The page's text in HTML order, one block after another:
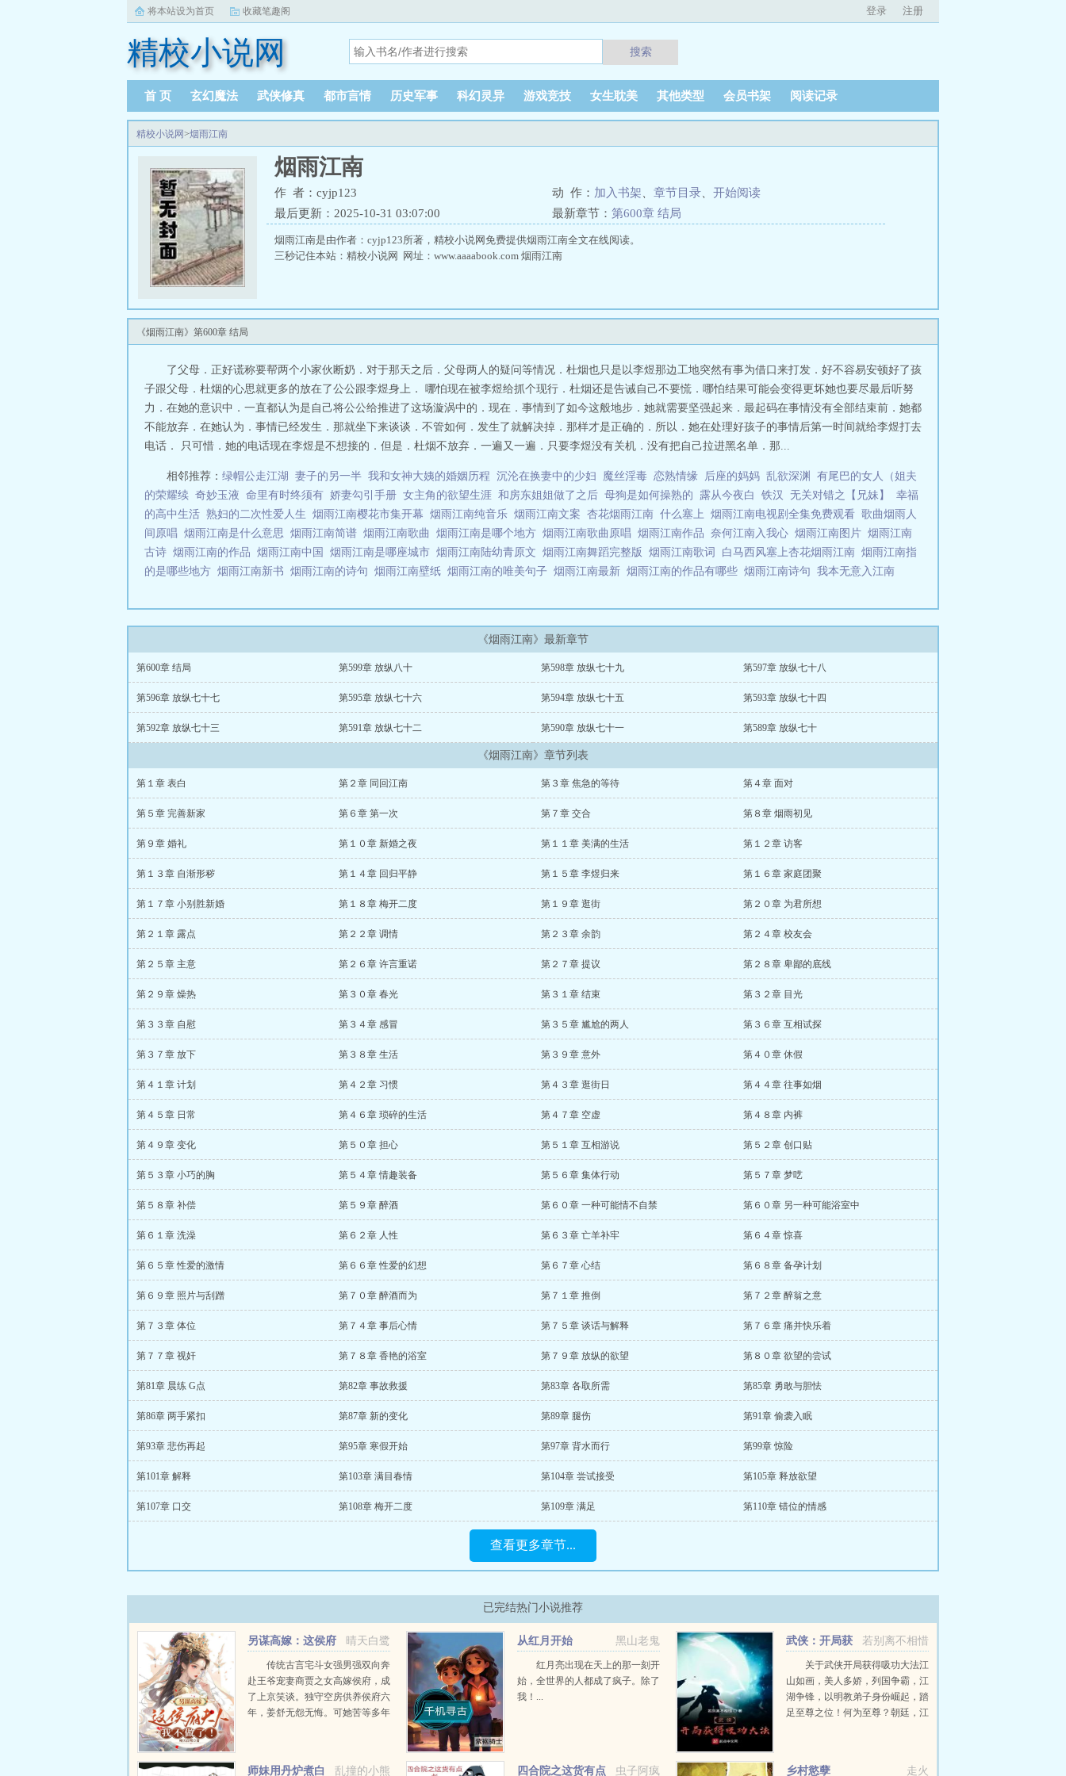
将本站设为首页 收藏笔趣阁 登录 注册
精校小说网 搜索
首 页 玄幻魔法 武侠修真 都市言情 历史军事 科幻灵异 游戏竞技 女生耽美 其他类型 会员书架 阅读记录
精校小说网>烟雨江南
烟雨江南
作 者：cyjp123 动 作： 加入书架 章节目录
开始阅读
最后更新：2025-10-31 03:07:00
最新章节： 第600章 结局
烟雨江南是由作者：cyjp123所著，精校小说网免费提供烟雨江南全文在线阅读。
三秒记住本站：精校小说网 网址：www.aaaabook.com 烟雨江南
《烟雨江南》第600章 结局
了父母．正好谎称要帮两个小家伙断奶．对于那天之后．父母两人的疑问等情况．杜烟也只是以李煜那边工地突然有事为借口来打发．好不容易安顿好了孩
子跟父母．杜烟的心思就更多的放在了公公跟李煜身上． 哪怕现在被李煜给抓个现行．杜烟还是告诫自己不要慌．哪怕结果可能会变得更坏她也要尽最后听努
力．在她的意识中．一直都认为是自己将公公给推进了这场漩涡中的．现在．事情到了如今这般地步．她就需要坚强起来．最起码在事情没有全部结束前．她都
不能放弃．在她认为．事情已经发生．那就坐下来谈谈．不管如何．发生了就解决掉．那样才是正确的．所以．她在处理好孩子的事情后第一时间就给李煜打去
电话． 只可惜．她的电话现在李煜是不想接的．但是．杜烟不放弃．一遍又一遍．只要李煜没有关机．没有把自己拉进黑名单．那...
相邻推荐： 绿帽公走江湖 妻子的另一半 我和女神大姨的婚姻历程 沉沦在换妻中的少妇 魔丝淫毒 恋熟情缘 后座的妈妈 乱欲深渊
有尾巴的女人（姐夫
的荣耀续 奇妙玉液 命里有时终须有 娇妻勾引手册 女主角的欲望生涯 和房东姐姐做了之后 母狗是如何操熟的 露从今夜白 铁汉 无关对错之【兄妹】
幸福
的高中生活 熟妇的二次性爱人生 烟雨江南樱花市集开幕 烟雨江南纯音乐 烟雨江南文案 杏花烟雨江南 什么塞上 烟雨江南电视剧全集免费观看 歌曲烟雨人
间原唱 烟雨江南是什么意思 烟雨江南简谱 烟雨江南歌曲 烟雨江南是哪个地方 烟雨江南歌曲原唱 烟雨江南作品 奈何江南入我心 烟雨江南图片 烟雨江南
古诗 烟雨江南的作品 烟雨江南中国 烟雨江南是哪座城市 烟雨江南陆幼青原文 烟雨江南舞蹈完整版 烟雨江南歌词 白马西风塞上杏花烟雨江南 烟雨江南指
的是哪些地方 烟雨江南新书 烟雨江南的诗句 烟雨江南壁纸 烟雨江南的唯美句子 烟雨江南最新 烟雨江南的作品有哪些 烟雨江南诗句 我本无意入江南
《烟雨江南》最新章节
第600章 结局 第599章 放纵八十 第598章 放纵七十九 第597章 放纵七十八
第596章 放纵七十七 第595章 放纵七十六 第594章 放纵七十五 第593章 放纵七十四
第592章 放纵七十三 第591章 放纵七十二 第590章 放纵七十一 第589章 放纵七十
《烟雨江南》章节列表
第１章 表白 第２章 同回江南 第３章 焦急的等待 第４章 面对
第５章 完善新家 第６章 第一次 第７章 交合 第８章 烟雨初见
第９章 婚礼 第１０章 新婚之夜 第１１章 美满的生活 第１２章 访客
第１３章 自渐形秽 第１４章 回归平静 第１５章 李煜归来 第１６章 家庭团聚
第１７章 小别胜新婚 第１８章 梅开二度 第１９章 逛街 第２０章 为君所想
第２１章 露点 第２２章 调情 第２３章 余韵 第２４章 校友会
第２５章 主意 第２６章 许言重诺 第２７章 提议 第２８章 卑鄙的底线
第２９章 燥热 第３０章 春光 第３１章 结束 第３２章 目光
第３３章 自慰 第３４章 感冒 第３５章 尴尬的两人 第３６章 互相试探
第３７章 放下 第３８章 生活 第３９章 意外 第４０章 休假
第４１章 计划 第４２章 习惯 第４３章 逛街日 第４４章 往事如烟
第４５章 日常 第４６章 琐碎的生活 第４７章 空虚 第４８章 内裤
第４９章 变化 第５０章 担心 第５１章 互相游说 第５２章 创口贴
第５３章 小巧的胸 第５４章 情趣装备 第５６章 集体行动 第５７章 梦呓
第５８章 补偿 第５９章 醉酒 第６０章 一种可能情不自禁 第６０章 另一种可能浴室中
第６１章 洗澡 第６２章 人性 第６３章 亡羊补牢 第６４章 惊喜
第６５章 性爱的激情 第６６章 性爱的幻想 第６７章 心结 第６８章 备孕计划
第６９章 照片与刮蹭 第７０章 醉酒而为 第７１章 推倒 第７２章 醉翁之意
第７３章 体位 第７４章 事后心情 第７５章 谈话与解释 第７６章 痛并快乐着
第７７章 视奸 第７８章 香艳的浴室 第７９章 放纵的欲望 第８０章 欲望的尝试
第81章 晨练 G点 第82章 事故救援 第83章 各取所需 第85章 勇敢与胆怯
第86章 两手紧扣 第87章 新的变化 第89章 腿伤 第91章 偷袭入眠
第93章 悲伤再起 第95章 寒假开始 第97章 背水而行 第99章 惊险
第101章 解释 第103章 满目春情 第104章 尝试接受 第105章 释放欲望
第107章 口交 第108章 梅开二度 第109章 满足 第110章 错位的情感
查看更多章节...
已完结热门小说推荐
晴天白鹭
另谋高嫁：这侯府
夫人我不做了！
传统古言宅斗女强男强双向奔
赴王爷宠妻商贾之女高嫁侯府，成
了上京笑谈。独守空房供养侯府六
年，姜舒无怨无悔。可她苦等多年
黑山老鬼
从红月开始
红月亮出现在天上的那一刻开
始，全世界的人都成了疯子。除了
我！...
若别离不相惜
武侠：开局获
得吸功大法
关于武侠开局获得吸功大法江
山如画，美人多娇，列国争霸，江
湖争锋，以明教弟子身份崛起，踏
足至尊之位！何为至尊？朝廷，江
乱撞的小熊
师妹用丹炉煮白 虫子阿疯
四合院之这货有点 走火
乡村慾孽